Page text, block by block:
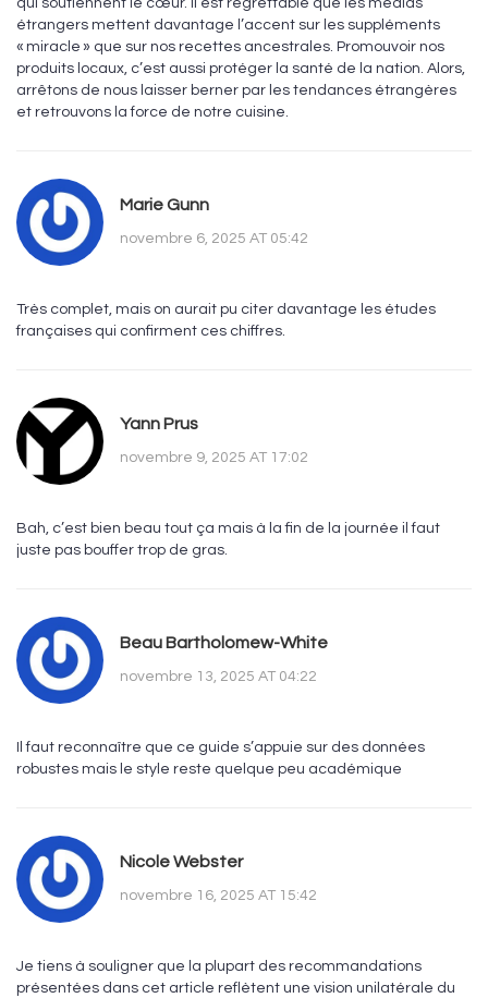
qui soutiennent le cœur. Il est regrettable que les médias
étrangers mettent davantage l’accent sur les suppléments
« miracle » que sur nos recettes ancestrales. Promouvoir nos
produits locaux, c’est aussi protéger la santé de la nation. Alors,
arrêtons de nous laisser berner par les tendances étrangères
et retrouvons la force de notre cuisine.
Marie Gunn
novembre 6, 2025 AT 05:42
Très complet, mais on aurait pu citer davantage les études
françaises qui confirment ces chiffres.
Yann Prus
novembre 9, 2025 AT 17:02
Bah, c’est bien beau tout ça mais à la fin de la journée il faut
juste pas bouffer trop de gras.
Beau Bartholomew-White
novembre 13, 2025 AT 04:22
Il faut reconnaître que ce guide s’appuie sur des données
robustes mais le style reste quelque peu académique
Nicole Webster
novembre 16, 2025 AT 15:42
Je tiens à souligner que la plupart des recommandations
présentées dans cet article reflètent une vision unilatérale du